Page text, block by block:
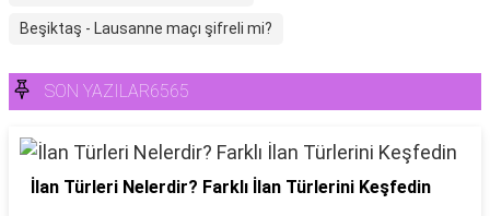
Beşiktaş - Lausanne maçı şifreli mi?
SON YAZILAR6565
İlan Türleri Nelerdir? Farklı İlan Türlerini Keşfedin